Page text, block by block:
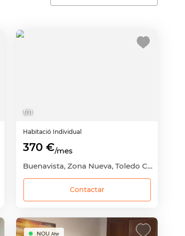
1/11
Habitació Individual
370 €/mes
Buenavista, Zona Nueva, Toledo Capital, Toledo
Contactar
NOU Ahir